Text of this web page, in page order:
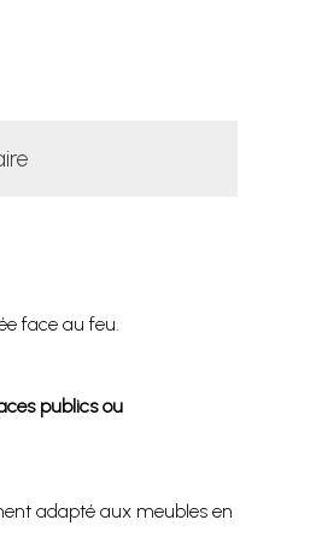
face au feu.
publics ou
adapté aux meubles en